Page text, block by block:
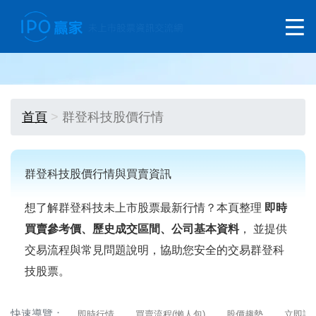
首頁 群登科技股價行情
群登科技股價行情與買賣資訊
想了解群登科技未上市股票最新行情？本頁整理 即時
買賣參考價、歷史成交區間、公司基本資料， 並提供
交易流程與常見問題說明，協助您安全的交易群登科
技股票。
快速導覽：